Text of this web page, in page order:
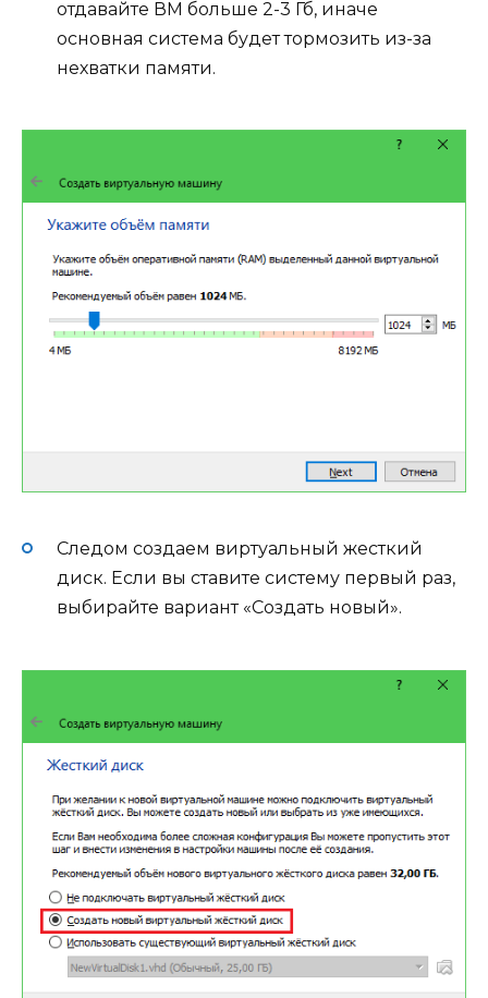
отдавайте ВМ больше 2-3 Гб, иначе
основная система будет тормозить из-за
нехватки памяти.
Следом создаем виртуальный жесткий
диск. Если вы ставите систему первый раз,
выбирайте вариант «Создать новый».